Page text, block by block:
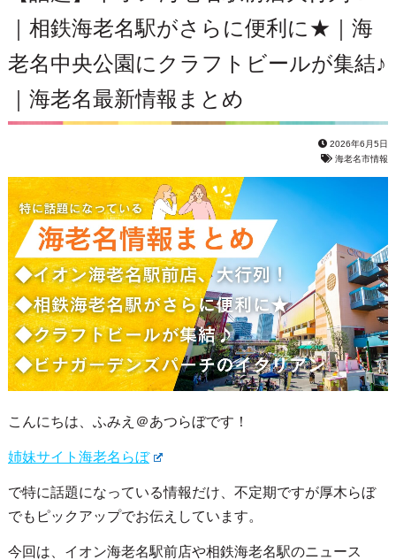
｜相鉄海老名駅がさらに便利に★｜海
老名中央公園にクラフトビールが集結♪
｜海老名最新情報まとめ
2026年6月5日
海老名市情報
こんにちは、ふみえ＠あつらぼです！
姉妹サイト海老名らぼ
で特に話題になっている情報だけ、不定期ですが厚木らぼ
でもピックアップでお伝えしています。
今回は、イオン海老名駅前店や相鉄海老名駅のニュース